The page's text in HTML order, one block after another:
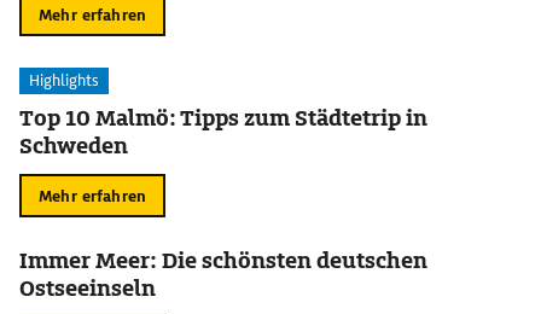
Mehr erfahren
Highlights
Top 10 Malmö: Tipps zum Städtetrip in
Schweden
Mehr erfahren
Immer Meer: Die schönsten deutschen
Ostseeinseln